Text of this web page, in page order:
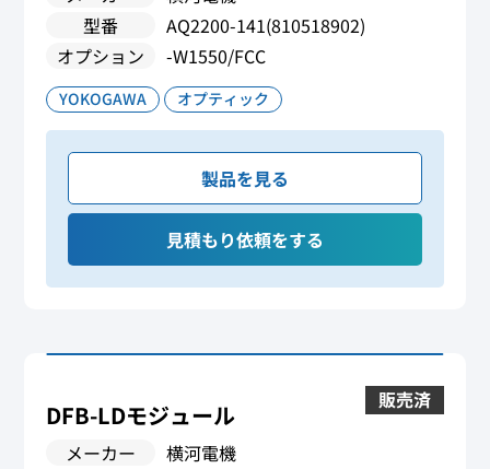
型番
AQ2200-141(810518902)
オプション
-W1550/FCC
YOKOGAWA オプティック
製品を見る
見積もり依頼をする
販売済
DFB-LDモジュール
メーカー
横河電機